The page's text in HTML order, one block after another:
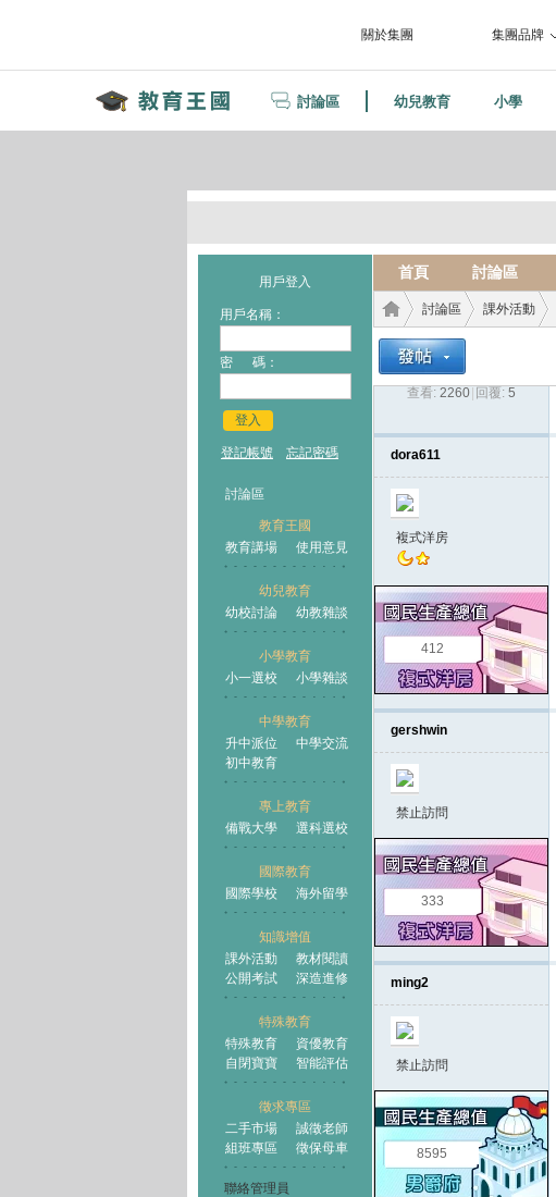
關於集團 集團品牌
討論區 幼兒教育 小學
用戶登入
用戶名稱：
密 碼：
登入
登記帳號 忘記密碼
討論區
教育王國
教育講場
使用意見
幼兒教育
幼校討論
幼教雜談
小學教育
小一選校
小學雜談
中學教育
升中派位
中學交流
初中教育
專上教育
備戰大學
選科選校
國際教育
國際學校
海外留學
知識增值
課外活動
教材閱讀
公開考試
深造進修
特殊教育
特殊教育
資優教育
自閉寶寶
智能評估
徵求專區
二手市場
誠徵老師
組班專區
徵保母車
聯絡管理員
首頁 討論區
王國
討論區
›
課外活動
查看: 2260 回覆: 5
dora611
複式洋房
412
gershwin
禁止訪問
333
ming2
禁止訪問
8595